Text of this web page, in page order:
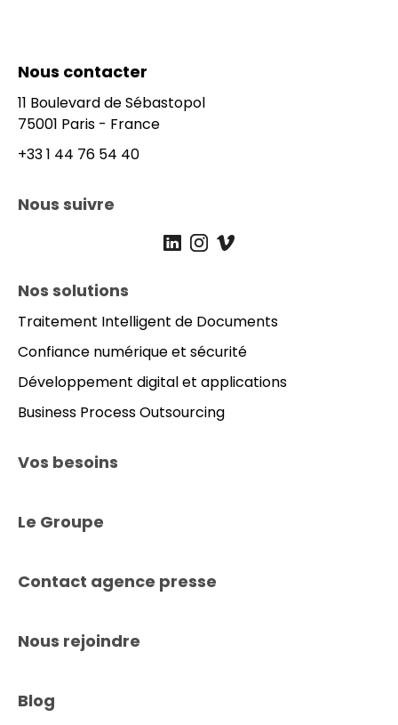
Nous contacter
11 Boulevard de Sébastopol
75001 Paris - France
+33 1 44 76 54 40
IN_Luminess@luminess.eu
Nous suivre
Prefooter
Nos solutions
Traitement Intelligent de Documents
Confiance numérique et sécurité
Développement digital et applications
Business Process Outsourcing
Vos besoins
Le Groupe
Contact agence presse
Nous rejoindre
Blog